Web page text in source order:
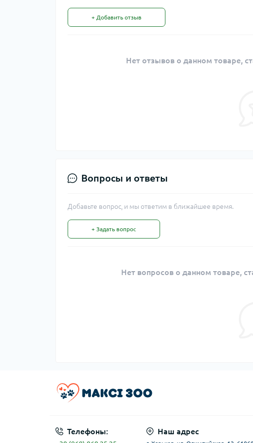
+ Добавить отзыв
Нет отзывов о данном товаре,
Вопросы и ответы
Добавьте вопрос, и мы ответим в ближайшее время.
+ Задать вопрос
Нет вопросов о данном товаре,
Телефоны: Наш адрес